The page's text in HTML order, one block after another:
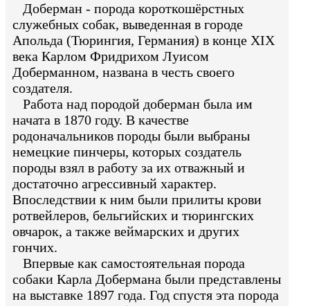
Доберман - порода короткошёрстных
служебных собак, выведенная в городе
Апольда (Тюрингия, Германия) в конце XIX
века Карлом Фридрихом Луисом
Доберманном, названа в честь своего
создателя.
Работа над породой доберман была им
начата в 1870 году. В качестве
родоначальников породы были выбраны
немецкие пинчеры, которых создатель
породы взял в работу за их отважный и
достаточно агрессивный характер.
Впоследствии к ним были прилиты крови
ротвейлеров, бельгийских и тюрингских
овчарок, а также веймарских и других
гончих.
Впервые как самостоятельная порода
собаки Карла Добермана были представлены
на выставке 1897 года. Год спустя эта порода